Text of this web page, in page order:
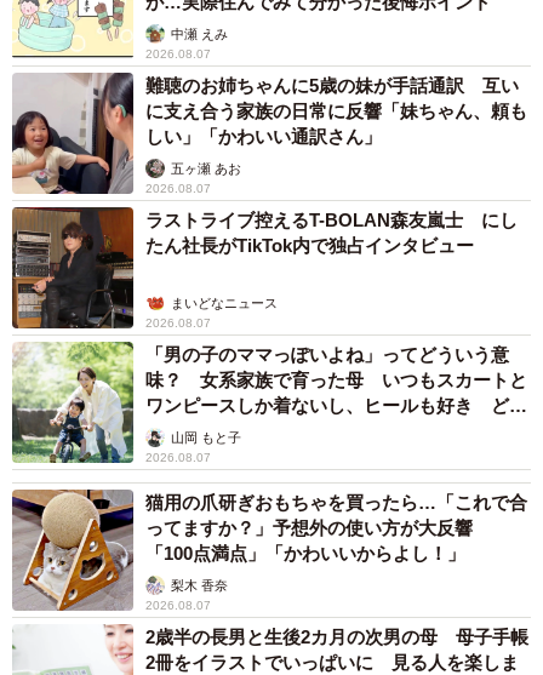
中瀬 えみ
2026.08.07
難聴のお姉ちゃんに5歳の妹が手話通訳 互い
に支え合う家族の日常に反響「妹ちゃん、頼も
しい」「かわいい通訳さん」
五ヶ瀬 あお
2026.08.07
ラストライブ控えるT-BOLAN森友嵐士 にし
たん社長がTikTok内で独占インタビュー
まいどなニュース
2026.08.07
「男の子のママっぽいよね」ってどういう意
味？ 女系家族で育った母 いつもスカートと
ワンピースしか着ないし、ヒールも好き どの
へんが…
山岡 もと子
2026.08.07
猫用の爪研ぎおもちゃを買ったら…「これで合
ってますか？」予想外の使い方が大反響
「100点満点」「かわいいからよし！」
梨木 香奈
2026.08.07
2歳半の長男と生後2カ月の次男の母 母子手帳
2冊をイラストでいっぱいに 見る人を楽しま